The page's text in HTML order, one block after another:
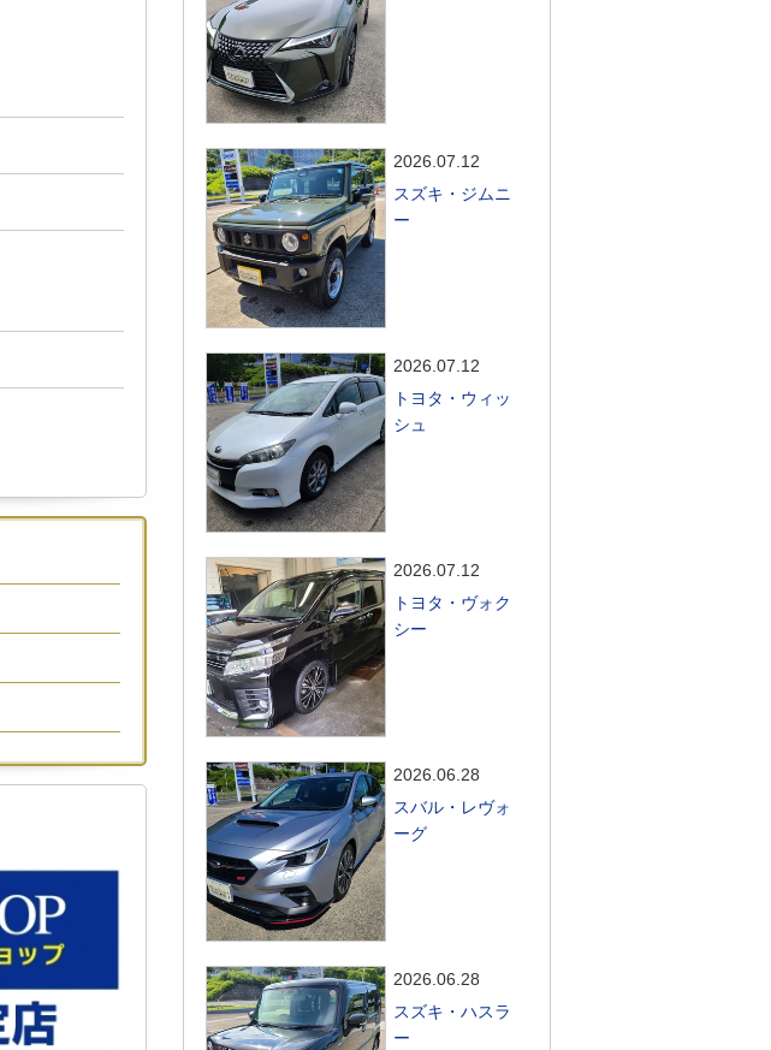
2026.07.12
スズキ・ジムニ
ー
2026.07.12
トヨタ・ウィッ
シュ
2026.07.12
トヨタ・ヴォク
シー
2026.06.28
スバル・レヴォ
ーグ
2026.06.28
スズキ・ハスラ
ー